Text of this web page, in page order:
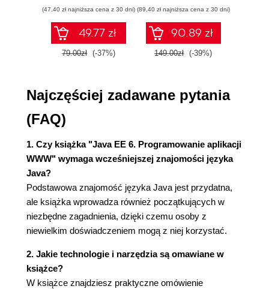
(33)
Parametry serwletów (34)
Kontekst serwletów (35)
Trzech muszkieterów? (36)
ServletContextListener (39)
ServletContextAttributeListener (39)
ServletRequestAttributeListener i
ServletRequestListener (39)
HttpSessionAtributteListener i
HttpSessionBindingListener (40)
Sesja + wiele JVM =
HttpSessionActivationListener (40)
Filtry (41)
Konfiguracja filtrów w pliku web.xml (42)
Rozdział 4. JSP - gdy out.println() nie wystarcza
(47,40 zł najniższa cena z 30 dni)
49.77 zł
79.00zł (-37%)
(89,40 zł najniższa cena z 30 dni)
90.89 zł
149.00zł (-39%)
Najczęściej zadawane pytania
(FAQ)
1. Czy książka "Java EE 6. Programowanie aplikacji
WWW" wymaga wcześniejszej znajomości języka
Java?
Podstawowa znajomość języka Java jest przydatna,
ale książka wprowadza również początkujących w
niezbędne zagadnienia, dzięki czemu osoby z
niewielkim doświadczeniem mogą z niej korzystać.
2. Jakie technologie i narzędzia są omawiane w
książce?
W książce znajdziesz praktyczne omówienie